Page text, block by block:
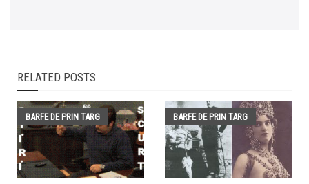
RELATED POSTS
BARFE DE PRIN TARG BARFE DE PRIN TARG